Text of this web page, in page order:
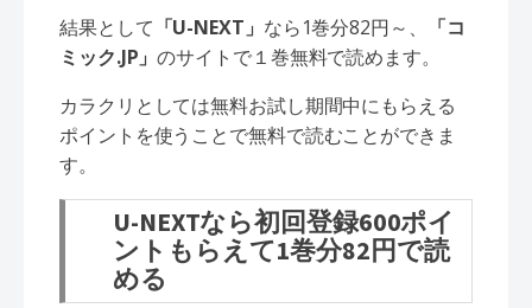
結果として 「U-NEXT」 なら1巻分82円～、
「コ
ミック.JP」のサイトで１巻無料で読めます。
カラクリとしては無料お試し期間中にもらえる
ポイントを使うことで無料で読むことができま
す。
U-NEXTなら初回登録600ポイ
ントもらえて1巻分82円で読
める